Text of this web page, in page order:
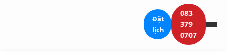
Đặt
lịch
083
379
0707